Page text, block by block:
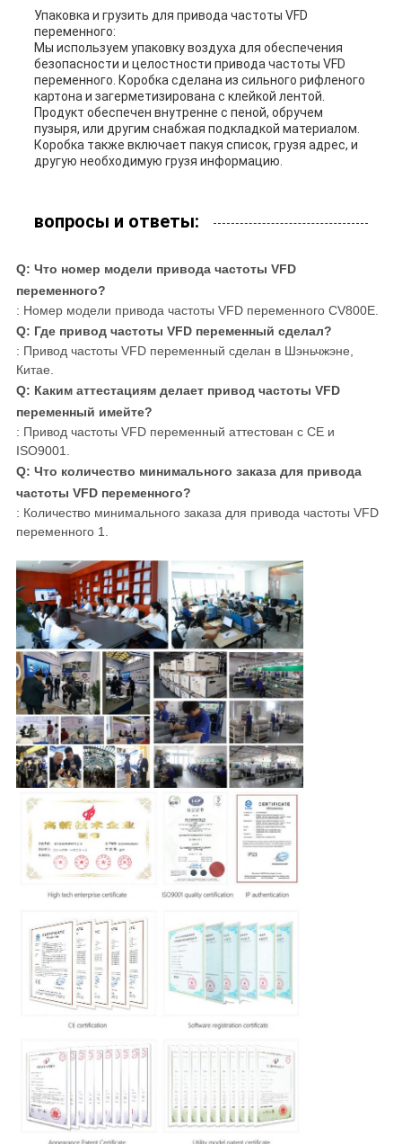
Упаковка и грузить для привода частоты VFD
переменного:
Мы используем упаковку воздуха для обеспечения
безопасности и целостности привода частоты VFD
переменного. Коробка сделана из сильного рифленого
картона и загерметизирована с клейкой лентой.
Продукт обеспечен внутренне с пеной, обручем
пузыря, или другим снабжая подкладкой материалом.
Коробка также включает пакуя список, грузя адрес, и
другую необходимую грузя информацию.
вопросы и ответы:
Q: Что номер модели привода частоты VFD
переменного?
: Номер модели привода частоты VFD переменного CV800E.
Q: Где привод частоты VFD переменный сделал?
: Привод частоты VFD переменный сделан в Шэньчжэне,
Китае.
Q: Каким аттестациям делает привод частоты VFD
переменный имейте?
: Привод частоты VFD переменный аттестован с CE и
ISO9001.
Q: Что количество минимального заказа для привода
частоты VFD переменного?
: Количество минимального заказа для привода частоты VFD
переменного 1.